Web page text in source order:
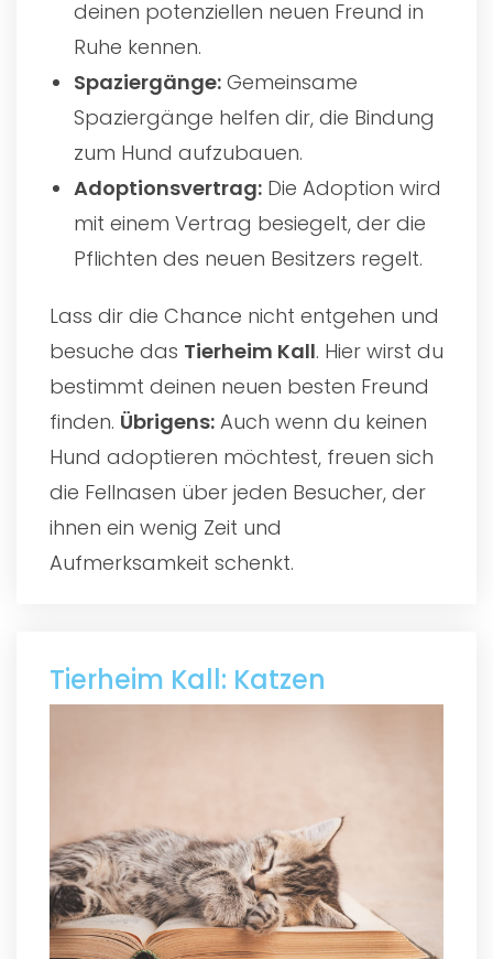
deinen potenziellen neuen Freund in
Ruhe kennen.
Spaziergänge: Gemeinsame
Spaziergänge helfen dir, die Bindung
zum Hund aufzubauen.
Adoptionsvertrag: Die Adoption wird
mit einem Vertrag besiegelt, der die
Pflichten des neuen Besitzers regelt.
Lass dir die Chance nicht entgehen und
besuche das Tierheim Kall. Hier wirst du
bestimmt deinen neuen besten Freund
finden. Übrigens: Auch wenn du keinen
Hund adoptieren möchtest, freuen sich
die Fellnasen über jeden Besucher, der
ihnen ein wenig Zeit und
Aufmerksamkeit schenkt.
Tierheim Kall: Katzen